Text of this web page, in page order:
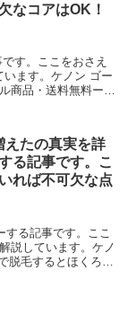
なコアはOK！
す。ここをおさえ
ます。ケノン ゴー
商品・送料無料ーク
えたの真実を詳
る記事です。こ
れば不可欠な点
る記事です。ここ
説しています。ケノ
脱毛するとほくろが